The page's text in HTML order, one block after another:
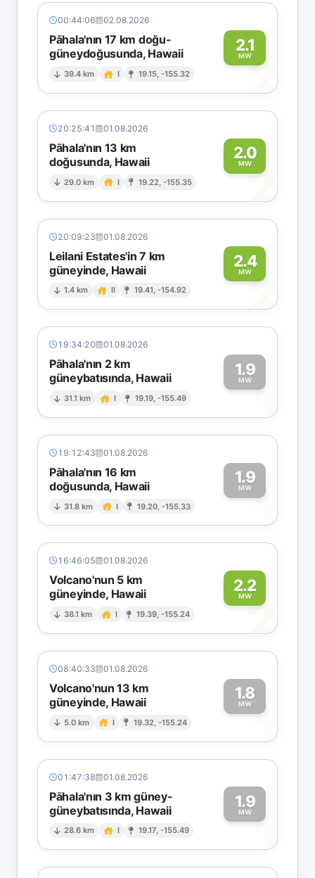
00:44:06 02.08.2026
Pāhala'nın 17 km doğu-
güneydoğusunda, Hawaii
39.4 km I 19.15, -155.32
2.1
MW2
20:25:41 01.08.2026
Pāhala'nın 13 km
doğusunda, Hawaii
29.0 km I 19.22, -155.35
2.0
MW2
20:09:23 01.08.2026
Leilani Estates'in 7 km
güneyinde, Hawaii
1.4 km II 19.41, -154.92
2.4
MW2
19:34:20 01.08.2026
Pāhala'nın 2 km
güneybatısında, Hawaii
31.1 km I 19.19, -155.49
1.9
MW1
19:12:43 01.08.2026
Pāhala'nın 16 km
doğusunda, Hawaii
31.8 km I 19.20, -155.33
1.9
MW1
16:46:05 01.08.2026
Volcano'nun 5 km
güneyinde, Hawaii
38.1 km I 19.39, -155.24
2.2
MW2
08:40:33 01.08.2026
Volcano'nun 13 km
güneyinde, Hawaii
5.0 km I 19.32, -155.24
1.8
MW1
01:47:38 01.08.2026
Pāhala'nın 3 km güney-
güneybatısında, Hawaii
28.6 km I 19.17, -155.49
1.9
MW1